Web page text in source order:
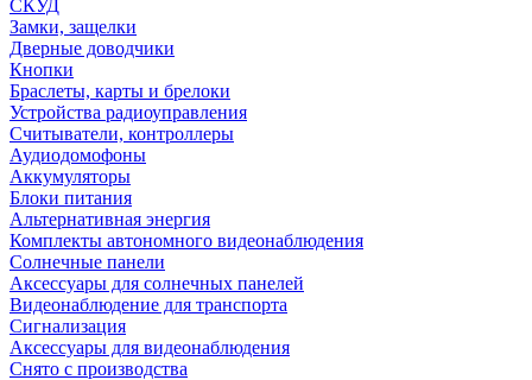
СКУД
Замки, защелки
Дверные доводчики
Кнопки
Браслеты, карты и брелоки
Устройства радиоуправления
Считыватели, контроллеры
Аудиодомофоны
Аккумуляторы
Блоки питания
Альтернативная энергия
Комплекты автономного видеонаблюдения
Солнечные панели
Аксессуары для солнечных панелей
Видеонаблюдение для транспорта
Сигнализация
Аксессуары для видеонаблюдения
Снято с производства